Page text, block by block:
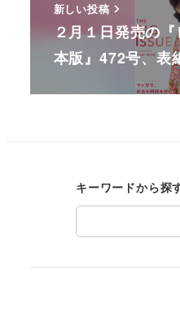
新しい投稿
２月１日発売の
本版』472号、
キーワードから探